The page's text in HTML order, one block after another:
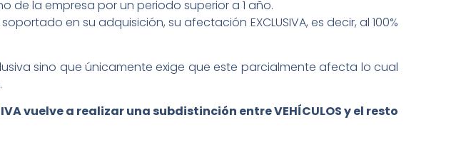
de la empresa por un periodo superior a 1 año.
en su adquisición, su afectación EXCLUSIVA, es decir, al 100%
sino que únicamente exige que este parcialmente afecta lo cual
vuelve a realizar una subdistinción entre VEHÍCULOS y el resto